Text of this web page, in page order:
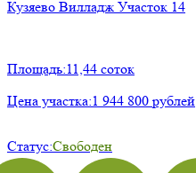
Кузяево Вилладж Участок 14
Площадь:11,44 соток
Цена участка:1 944 800 рублей
Статус:Свободен